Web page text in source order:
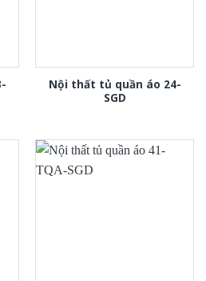
Nội thất tủ quần áo 24-
SGD